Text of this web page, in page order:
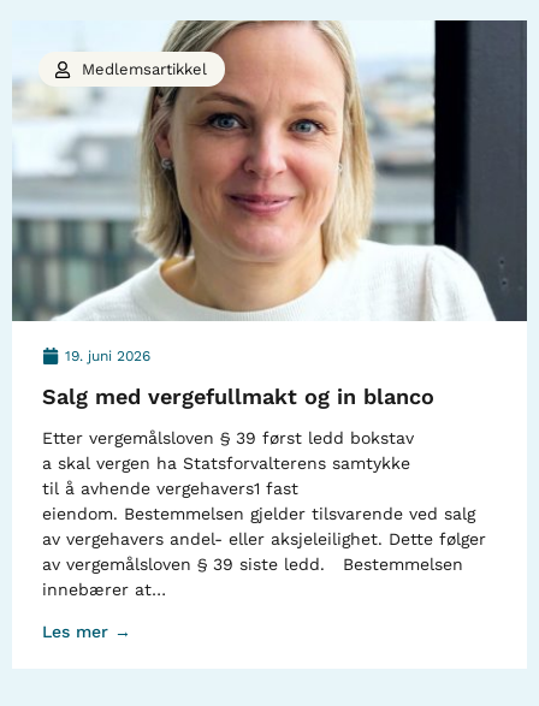
19. juni 2026
Salg med vergefullmakt og in blanco
Etter vergemålsloven § 39 først ledd bokstav
a skal vergen ha Statsforvalterens samtykke
til å avhende vergehavers1 fast
eiendom. Bestemmelsen gjelder tilsvarende ved salg
av vergehavers andel- eller aksjeleilighet. Dette følger
av vergemålsloven § 39 siste ledd. Bestemmelsen
innebærer at…
Les mer →
Medlemsartikkel